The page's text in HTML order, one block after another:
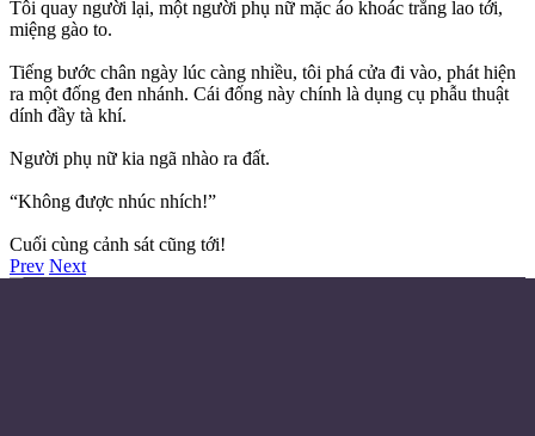
Tôi quay người lại, một người phụ nữ mặc áo khoác trắng lao tới,
miệng gào to.
Tiếng bước chân ngày lúc càng nhiều, tôi phá cửa đi vào, phát hiện
ra một đống đen nhánh. Cái đống này chính là dụng cụ phẫu thuật
dính đầy tà khí.
Người phụ nữ kia ngã nhào ra đất.
“Không được nhúc nhích!”
Cuối cùng cảnh sát cũng tới!
Prev Next